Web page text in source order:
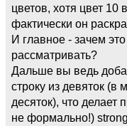
цветов, хотя цвет 10
фактически он
И главное - зачем
рассматривать?
Дальше вы ведь
строку из девяток (в
десяток), что делает
не формально!)